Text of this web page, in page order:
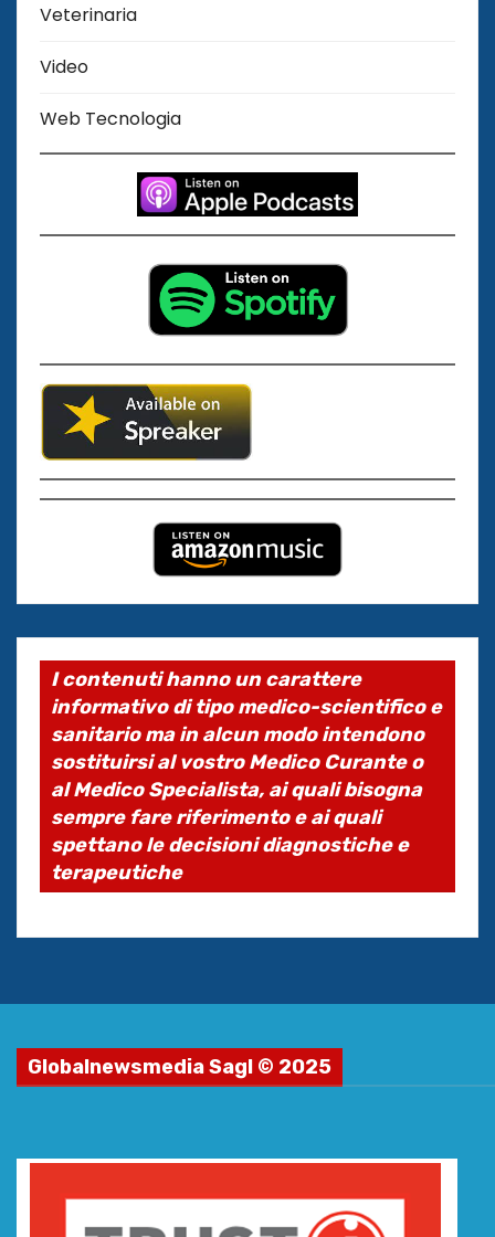
Veterinaria
Video
Web Tecnologia
I contenuti hanno un carattere
informativo di tipo medico-scientifico e
sanitario ma in alcun modo intendono
sostituirsi al vostro Medico Curante o
al Medico Specialista, ai quali bisogna
sempre fare riferimento e ai quali
spettano le decisioni diagnostiche e
terapeutiche
Globalnewsmedia Sagl © 2025